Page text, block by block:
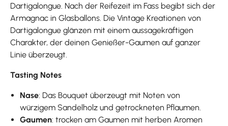
Dartigalongue. Nach der Reifezeit im Fass begibt sich der
Armagnac in Glasballons. Die Vintage Kreationen von
Dartigalongue glänzen mit einem aussagekräftigen
Charakter, der deinen Genießer-Gaumen auf ganzer
Linie überzeugt.
Tasting Notes
Nase: Das Bouquet überzeugt mit Noten von
würzigem Sandelholz und getrockneten Pflaumen.
Gaumen: trocken am Gaumen mit herben Aromen